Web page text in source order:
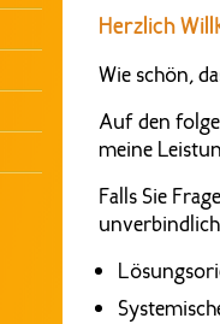
Herzlich
Wie schön,
Auf den
meine
Falls Sie